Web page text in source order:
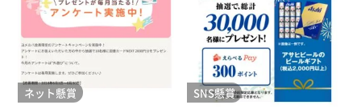
ネット懸賞 SNS懸賞